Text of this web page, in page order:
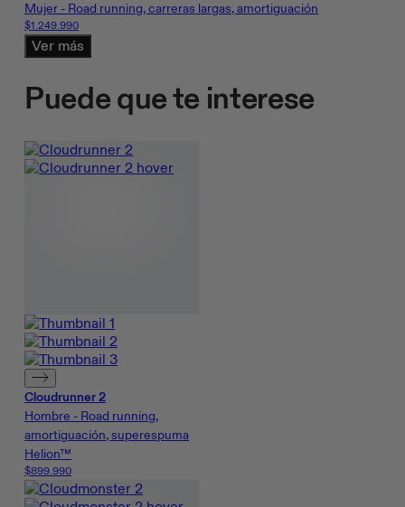
Mujer - Road running, carreras largas, amortiguación
$1.249.990
Ver más
Puede que te interese
Cloudrunner 2
Hombre - Road running,
amortiguación, superespuma
Helion™
$899.990